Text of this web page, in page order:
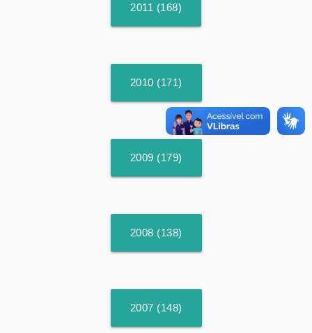
2011 (168)
2010 (171)
2009 (179)
2008 (138)
2007 (148)